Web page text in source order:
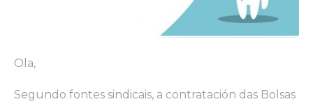
Ola,
Segundo fontes sindicais, a contratación das Bolsas